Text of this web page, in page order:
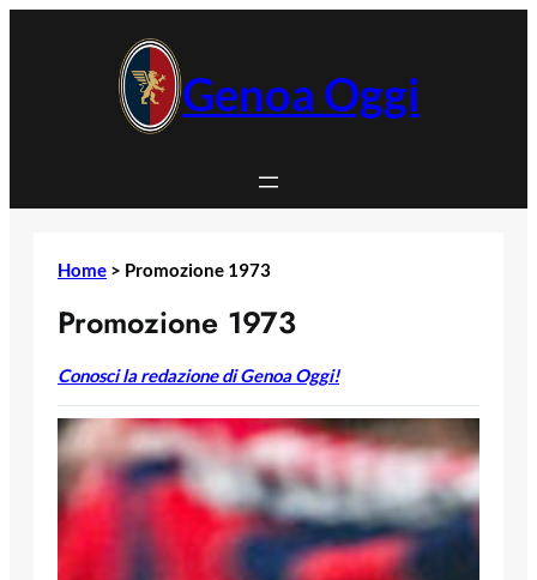
Genoa Oggi
Home > Promozione 1973
Promozione 1973
Conosci la redazione di Genoa Oggi!